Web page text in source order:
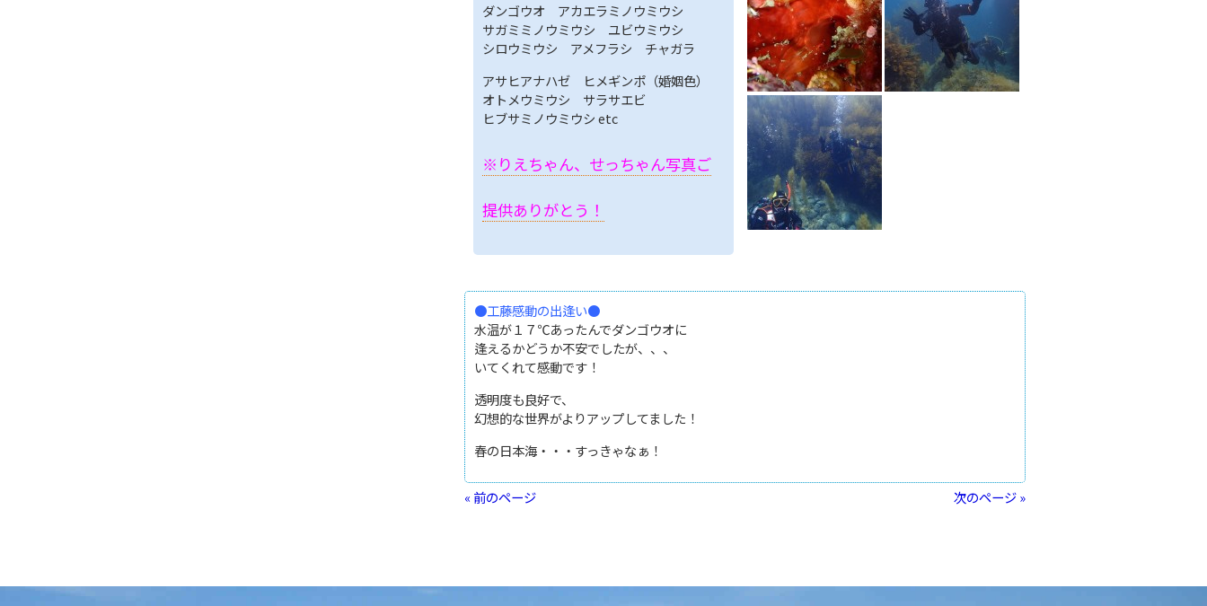
ダンゴウオ アカエラミノウミウシ
サガミミノウミウシ ユビウミウシ
シロウミウシ アメフラシ チャガラ
アサヒアナハゼ ヒメギンポ（婚姻色）
オトメウミウシ サラサエビ
ヒブサミノウミウシ etc
※りえちゃん、せっちゃん写真ご
提供ありがとう！
●工藤感動の出逢い●
水温が１７℃あったんでダンゴウオに
逢えるかどうか不安でしたが、、、
いてくれて感動です！
透明度も良好で、
幻想的な世界がよりアップしてました！
春の日本海・・・すっきゃなぁ！
« 前のページ 次のページ »